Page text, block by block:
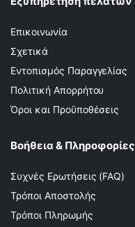
Επικοινωνία
Σχετικά
Εντοπισμός Παραγγελίας
Πολιτική Απορρήτου
Όροι και Προϋποθέσεις
Βοήθεια & Πληροφορίες
Συχνές Ερωτήσεις (FAQ)
Τρόποι Αποστολής
Τρόποι Πληρωμής